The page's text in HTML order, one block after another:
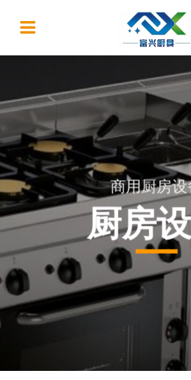
商用厨房设
厨房